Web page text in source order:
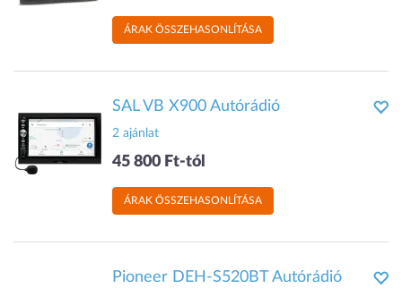
ÁRAK ÖSSZEHASONLÍTÁSA
SAL VB X900 Autórádió
2 ajánlat
45 800 Ft-tól
ÁRAK ÖSSZEHASONLÍTÁSA
Pioneer DEH-S520BT Autórádió